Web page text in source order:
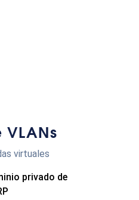
virtuales
privado de